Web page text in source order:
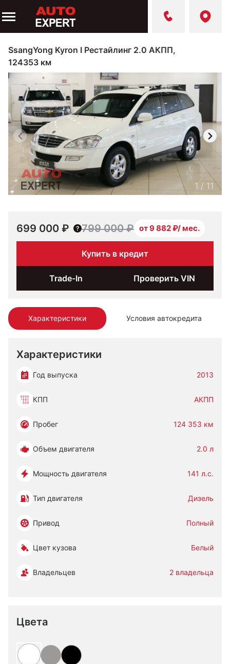
SsangYong Kyron I Рестайлинг 2.0 АКПП,
124353 км
Характеристики Условия автокредита
Характеристики
Год выпуска 2013
КПП АКПП
Пробег 124 353 км
Объем двигателя 2.0 л
Мощность двигателя 141 л.с.
Тип двигателя Дизель
Привод Полный
Цвет кузова Белый
Владельцев 2 владельца
Цвета
1 / 11
699 000 ₽ 799 000 ₽ от 9 882 ₽/ мес.
Купить в кредит
Trade-In Проверить VIN